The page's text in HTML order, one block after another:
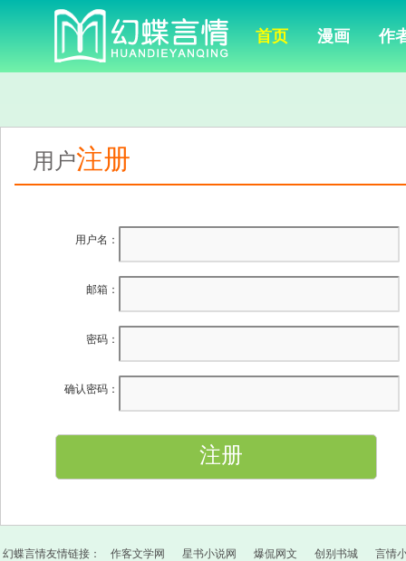
首页 漫画 作
用户注册
用户名：
邮箱：
密码：
确认密码：
幻蝶言情友情链接： 作客文学网 星书小说网 爆侃网文 创别书城 言情